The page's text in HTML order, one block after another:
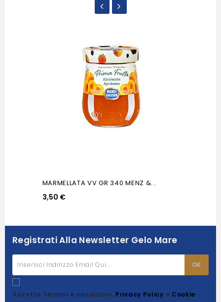
MARMELLATA VV GR 340 MENZ &...
3,50 €
Registrati Alla Newsletter Gelo Mare
Accetto Termini e condizioni, Privacy Policy e Cookie